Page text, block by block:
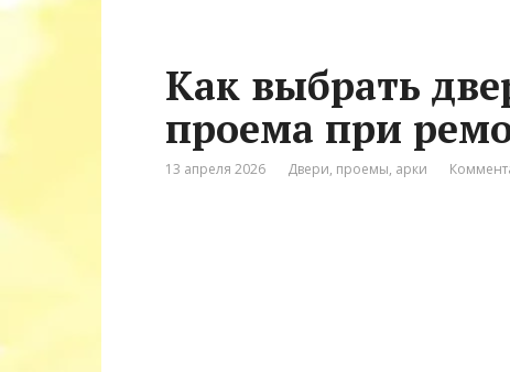
Как выбрать
проема при
13 апреля 2026 Двери, проемы, арки